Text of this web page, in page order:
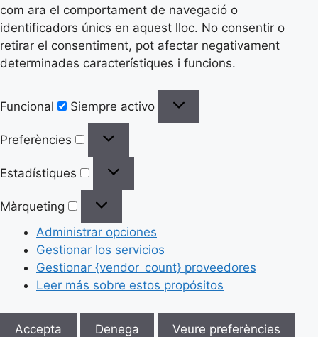
com ara el comportament de navegació o
identificadors únics en aquest lloc. No consentir o
retirar el consentiment, pot afectar negativament
determinades característiques i funcions.
Funcional Siempre activo
Preferències
Estadístiques
Màrqueting
Administrar opciones
Gestionar los servicios
Gestionar {vendor_count} proveedores
Leer más sobre estos propósitos
Accepta Denega Veure preferències